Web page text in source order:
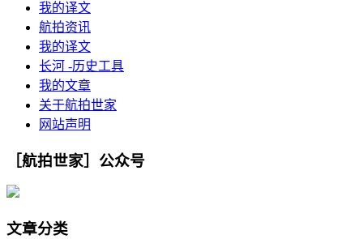
我的译文
航拍资讯
我的译文
长河 -历史工具
我的文章
关于航拍世家
网站声明
［航拍世家］公众号
文章分类